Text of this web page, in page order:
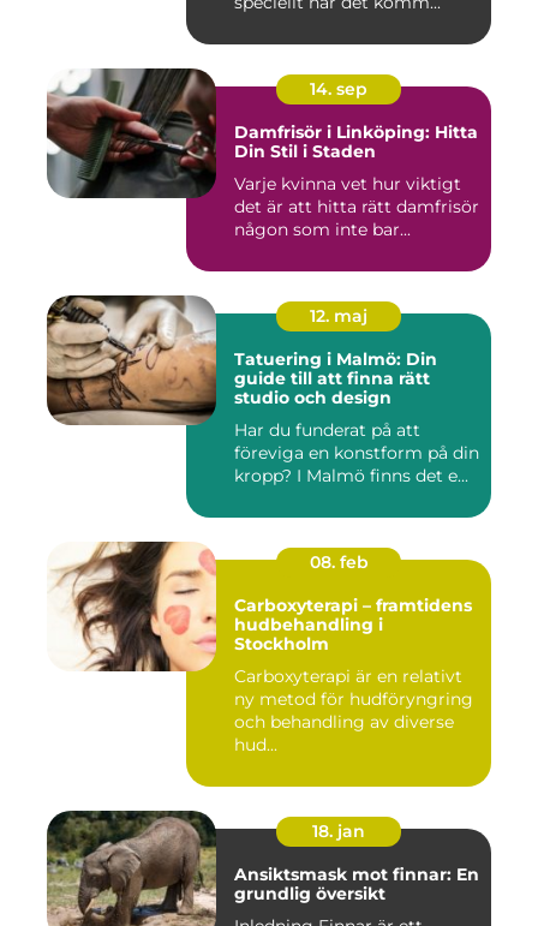
14. sep
Damfrisör i Linköping: Hitta
Din Stil i Staden
Varje kvinna vet hur viktigt
det är att hitta rätt damfrisör
någon som inte bar...
12. maj
Tatuering i Malmö: Din
guide till att finna rätt
studio och design
Har du funderat på att
föreviga en konstform på din
kropp? I Malmö finns det e...
08. feb
Carboxyterapi – framtidens
hudbehandling i
Stockholm
Carboxyterapi är en relativt
ny metod för hudföryngring
och behandling av diverse
hud...
18. jan
Ansiktsmask mot finnar: En
grundlig översikt